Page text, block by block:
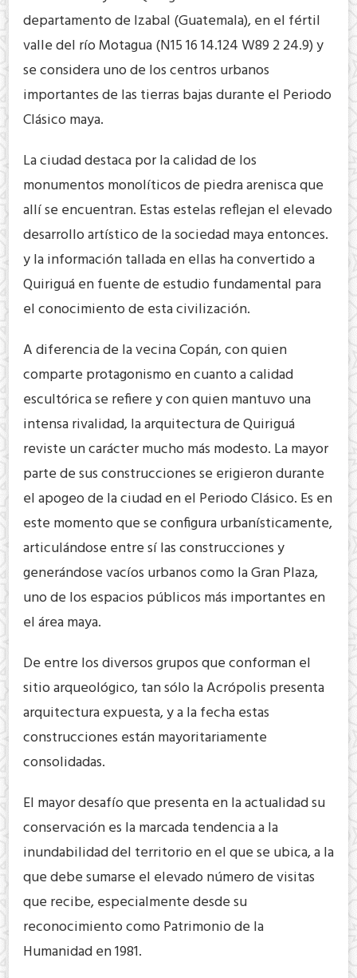
departamento de Izabal (Guatemala), en el fértil
valle del río Motagua (N15 16 14.124 W89 2 24.9) y
se considera uno de los centros urbanos
importantes de las tierras bajas durante el Periodo
Clásico maya.
La ciudad destaca por la calidad de los
monumentos monolíticos de piedra arenisca que
allí se encuentran. Estas estelas reflejan el elevado
desarrollo artístico de la sociedad maya entonces.
y la información tallada en ellas ha convertido a
Quiriguá en fuente de estudio fundamental para
el conocimiento de esta civilización.
A diferencia de la vecina Copán, con quien
comparte protagonismo en cuanto a calidad
escultórica se refiere y con quien mantuvo una
intensa rivalidad, la arquitectura de Quiriguá
reviste un carácter mucho más modesto. La mayor
parte de sus construcciones se erigieron durante
el apogeo de la ciudad en el Periodo Clásico. Es en
este momento que se configura urbanísticamente,
articulándose entre sí las construcciones y
generándose vacíos urbanos como la Gran Plaza,
uno de los espacios públicos más importantes en
el área maya.
De entre los diversos grupos que conforman el
sitio arqueológico, tan sólo la Acrópolis presenta
arquitectura expuesta, y a la fecha estas
construcciones están mayoritariamente
consolidadas.
El mayor desafío que presenta en la actualidad su
conservación es la marcada tendencia a la
inundabilidad del territorio en el que se ubica, a la
que debe sumarse el elevado número de visitas
que recibe, especialmente desde su
reconocimiento como Patrimonio de la
Humanidad en 1981.